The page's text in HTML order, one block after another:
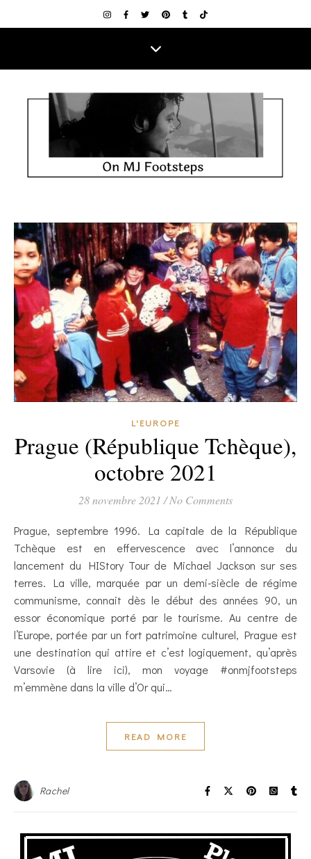
L'EUROPE
Prague (République Tchèque),
octobre 2021
28 novembre 2021 / No Comments
Prague, septembre 1996. La capitale de la République
Tchèque est en effervescence avec l’annonce du
lancement du HIStory Tour de Michael Jackson sur ses
terres. La ville, marquée par un demi-siècle de régime
communisme, connait dès le début des années 90, un
essor économique porté par le tourisme. Au centre de
l’Europe, portée par un fort patrimoine culturel, Prague est
une destination qui attire et c’est logiquement, qu’après
Varsovie (à lire ici), mon voyage #onmjfootsteps
m’emmène dans la ville d’Or qui…
READ MORE
Rachel